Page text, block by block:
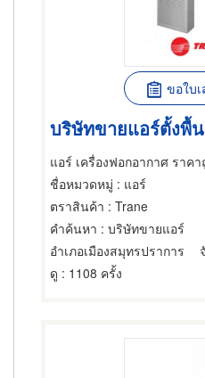
ขอใบ
บริษัทขายแอร์ตั้งพื้น
แอร์ เครื่องฟอกอากาศ ราค
ชื่อหมวดหมู่ : แอร์
ตราสินค้า : Trane
คำค้นหา : บริษัทขายแอร์
อำเภอเมืองสมุทรปราการ
ดู : 1108 ครั้ง